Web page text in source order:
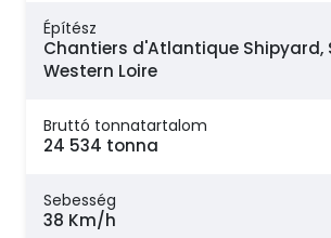
Építész
Chantiers d'Atlantique Shipyard,
Western Loire
Bruttó tonnatartalom
24 534 tonna
Sebesség
38 Km/h